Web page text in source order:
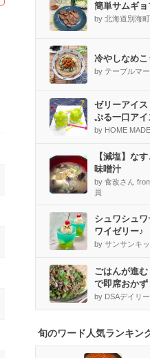
簡単サムギョ
by 北海道別海
冷やしなめこ
by テーブルマー
ゼリーアイ
ぷる一口アイ
by HOME
【減塩】な
味噌汁
by 食改さん
員
シュワシュ
ワイゼリー♪
by サンサンキ
ごはんが進
で即席おかず
by DSAデイリ
旬のワード人気ランキン